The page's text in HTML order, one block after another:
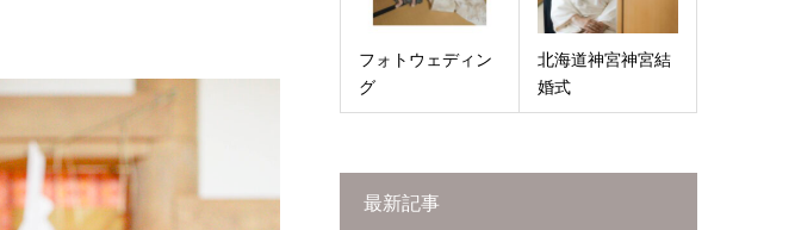
フォトウェディン
グ
北海道神宮神宮結
婚式
最新記事